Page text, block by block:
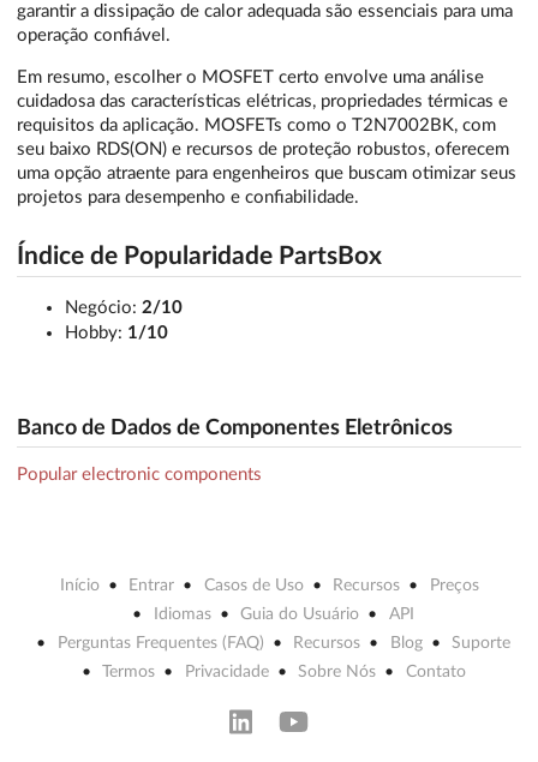
garantir a dissipação de calor adequada são essenciais para uma
operação confiável.
Em resumo, escolher o MOSFET certo envolve uma análise
cuidadosa das características elétricas, propriedades térmicas e
requisitos da aplicação. MOSFETs como o T2N7002BK, com
seu baixo RDS(ON) e recursos de proteção robustos, oferecem
uma opção atraente para engenheiros que buscam otimizar seus
projetos para desempenho e confiabilidade.
Índice de Popularidade PartsBox
Negócio: 2/10
Hobby: 1/10
Banco de Dados de Componentes Eletrônicos
Popular electronic components
Início Entrar Casos de Uso Recursos
Preços
Idiomas
Guia do Usuário
API
Perguntas Frequentes (FAQ)
Recursos Blog
Suporte
Termos
Privacidade Sobre Nós Contato